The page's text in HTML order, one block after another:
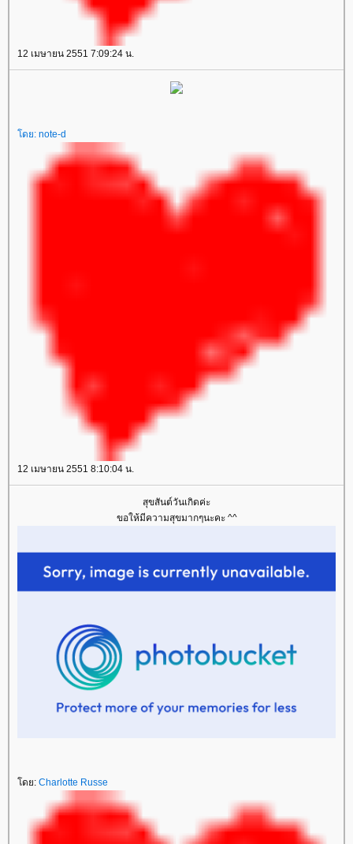
12 เมษายน 2551 7:09:24 น.
โดย: note-d
12 เมษายน 2551 8:10:04 น.
สุขสันต์วันเกิดค่ะ
ขอให้มีความสุขมากๆนะคะ ^^
โดย: Charlotte Russe